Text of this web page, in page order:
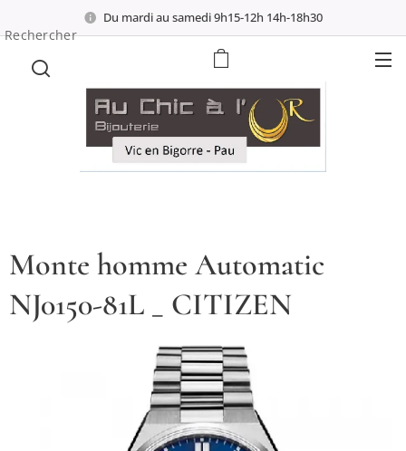
Du mardi au samedi 9h15-12h 14h-18h30
Rechercher
Monte homme Automatic
NJ0150-81L _ CITIZEN